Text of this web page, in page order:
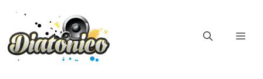
contenuto